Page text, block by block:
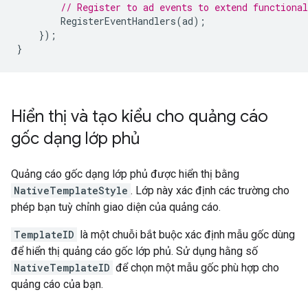
// Register to ad events to extend
RegisterEventHandlers(ad);
});
}
Hiển thị và tạo kiểu cho quảng cáo
gốc dạng lớp phủ
Quảng cáo gốc dạng lớp phủ được hiển thị bằng
NativeTemplateStyle . Lớp này xác định các trường cho
phép bạn tuỳ chỉnh giao diện của quảng cáo.
TemplateID là một chuỗi bắt buộc xác định mẫu gốc dùng
để hiển thị quảng cáo gốc lớp phủ. Sử dụng hằng số
NativeTemplateID để chọn một mẫu gốc phù hợp cho
quảng cáo của bạn.